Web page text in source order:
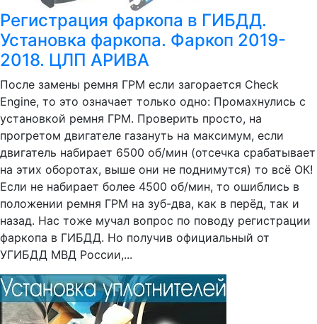
Регистрация фаркопа в ГИБДД.
Установка фаркопа. Фаркоп 2019-
2018. ЦЛП АРИВА
После замены ремня ГРМ если загорается Check
Engine, то это означает только одно: Промахнулись с
установкой ремня ГРМ. Проверить просто, на
прогретом двигателе газануть на максимум, если
двигатель набирает 6500 об/мин (отсечка срабатывает
на этих оборотах, выше они не поднимутся) то всё ОК!
Если не набирает более 4500 об/мин, то ошиблись в
положении ремня ГРМ на зуб-два, как в перёд, так и
назад. Нас тоже мучал вопрос по поводу регистрации
фаркопа в ГИБДД. Но получив официальный от
УГИБДД МВД России,...